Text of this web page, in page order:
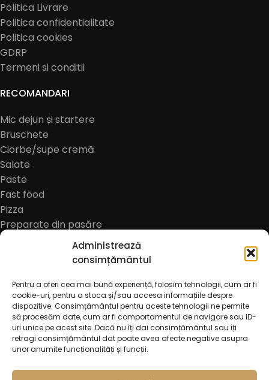
Administrează
consimțământul
Pentru a oferi cea mai bună experiență, folosim tehnologii, cum ar fi
cookie-uri, pentru a stoca și/sau accesa informațiile despre
dispozitive. Consimțământul pentru aceste tehnologii ne permite
să procesăm date, cum ar fi comportamentul de navigare sau ID-
uri unice pe acest site. Dacă nu îți dai consimțământul sau îți
retragi consimțământul dat poate avea afecte negative asupra
unor anumite funcționalități și funcții.
Politica Livrare
Politica confidentialitate
Politica cookies
GDRP
Termeni si conditii
RECOMANDARI
Mic dejun și startere
Bruschete
Ciorbe/supe cremă
Salate
Paste
Fast food
Pizza
Preparate din pasăre
Preparate din porc
Preparate vită și berbecuț
Preparate pește și fructe de mare
Platouri reci
Platouri calde
Garnituri
Focaccia
Salate (de însoțire)
Sosuri